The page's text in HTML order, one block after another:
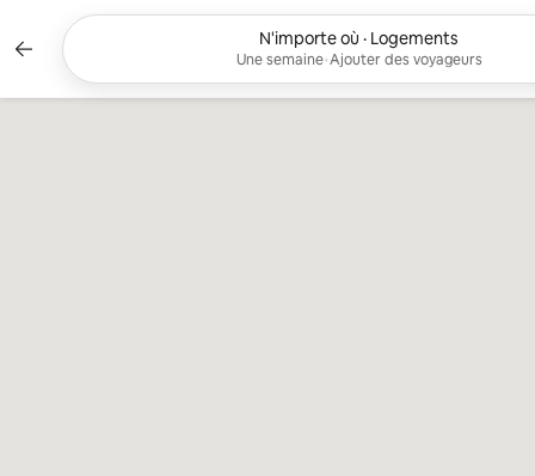
directement
au
N'importe où · Logements
Une semaine•Ajouter des voyageurs
Filtres appliqués : Une semaine,